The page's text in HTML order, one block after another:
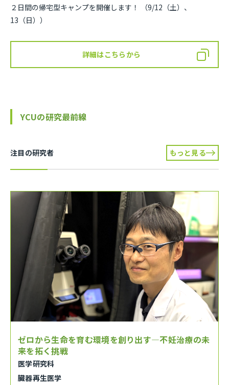
２日間の帰宅型キャンプを開催します！ （9/12（土）、
13（日））
詳細はこちらから
YCUの研究最前線
注目の研究者 もっと見る
ゼロから生命を育む環境を創り出す—不妊治療の未
来を拓く挑戦
医学研究科
臓器再生医学